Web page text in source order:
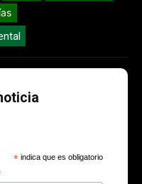
* indica que es obligatorio